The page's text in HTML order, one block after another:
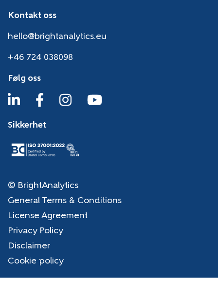
Kontakt oss
hello@brightanalytics.eu
+46 724 038098
Følg oss
Sikkerhet
© BrightAnalytics
General Terms & Conditions
License Agreement
Privacy Policy
Disclaimer
Cookie policy